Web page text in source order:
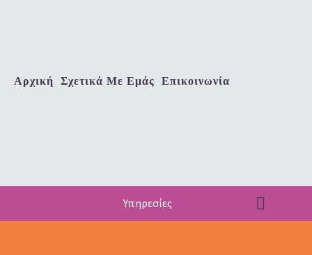
Αρχική Σχετικά Με Εμάς Επικοινωνία
Υπηρεσίες